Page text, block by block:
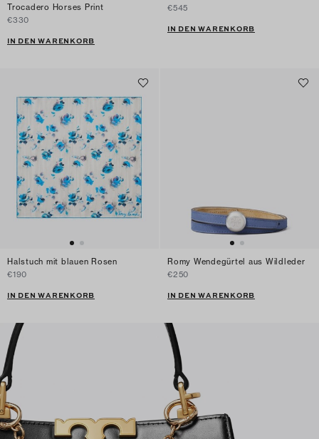
Trocadero Horses Print
€330
IN DEN WARENKORB
€545
IN DEN WARENKORB
Halstuch mit blauen Rosen
€190
IN DEN WARENKORB
Romy Wendegürtel aus Wildleder
€250
IN DEN WARENKORB